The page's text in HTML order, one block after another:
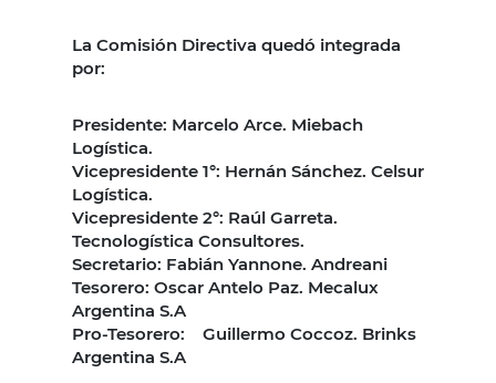
La Comisión Directiva quedó integrada
por:
Presidente: Marcelo Arce. Miebach
Logística.
Vicepresidente 1°: Hernán Sánchez. Celsur
Logística.
Vicepresidente 2°: Raúl Garreta.
Tecnologística Consultores.
Secretario: Fabián Yannone. Andreani
Tesorero: Oscar Antelo Paz. Mecalux
Argentina S.A
Pro-Tesorero: Guillermo Coccoz. Brinks
Argentina S.A